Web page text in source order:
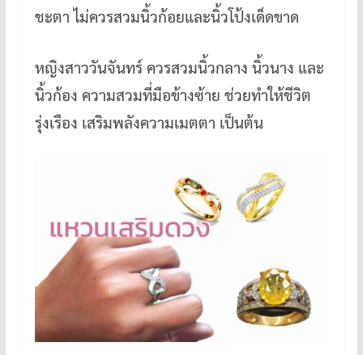
ชะตา ไม่ควรสวมนิ้วก้อยและนิ้วโป้งเด็ดขาด
หญิงสาววันจันทร์ ควรสวมนิ้วกลาง นิ้วนาง และ
นิ้วก้อง ความสวมที่มือข้างซ้าย ช่วยทำให้ชีวิต
รุ่งเรือง เสริมพลังความเมตตา เป็นต้น